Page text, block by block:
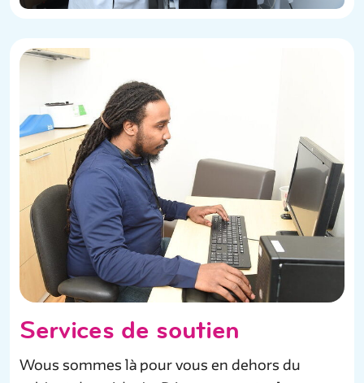
Services
Services de soutien
Wous sommes là pour vous en dehors du